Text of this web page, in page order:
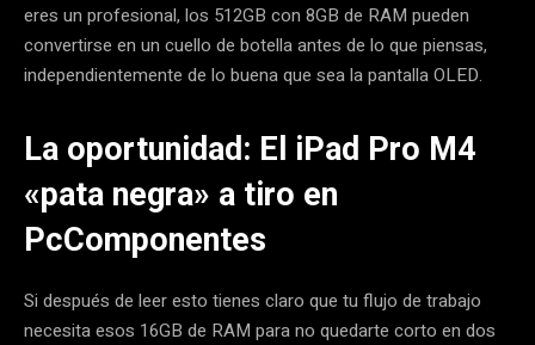
eres un profesional, los 512GB con 8GB de RAM pueden
convertirse en un cuello de botella antes de lo que piensas,
independientemente de lo buena que sea la pantalla OLED.
La oportunidad: El iPad Pro M4
«pata negra» a tiro en
PcComponentes
Si después de leer esto tienes claro que tu flujo de trabajo
necesita esos 16GB de RAM para no quedarte corto en dos